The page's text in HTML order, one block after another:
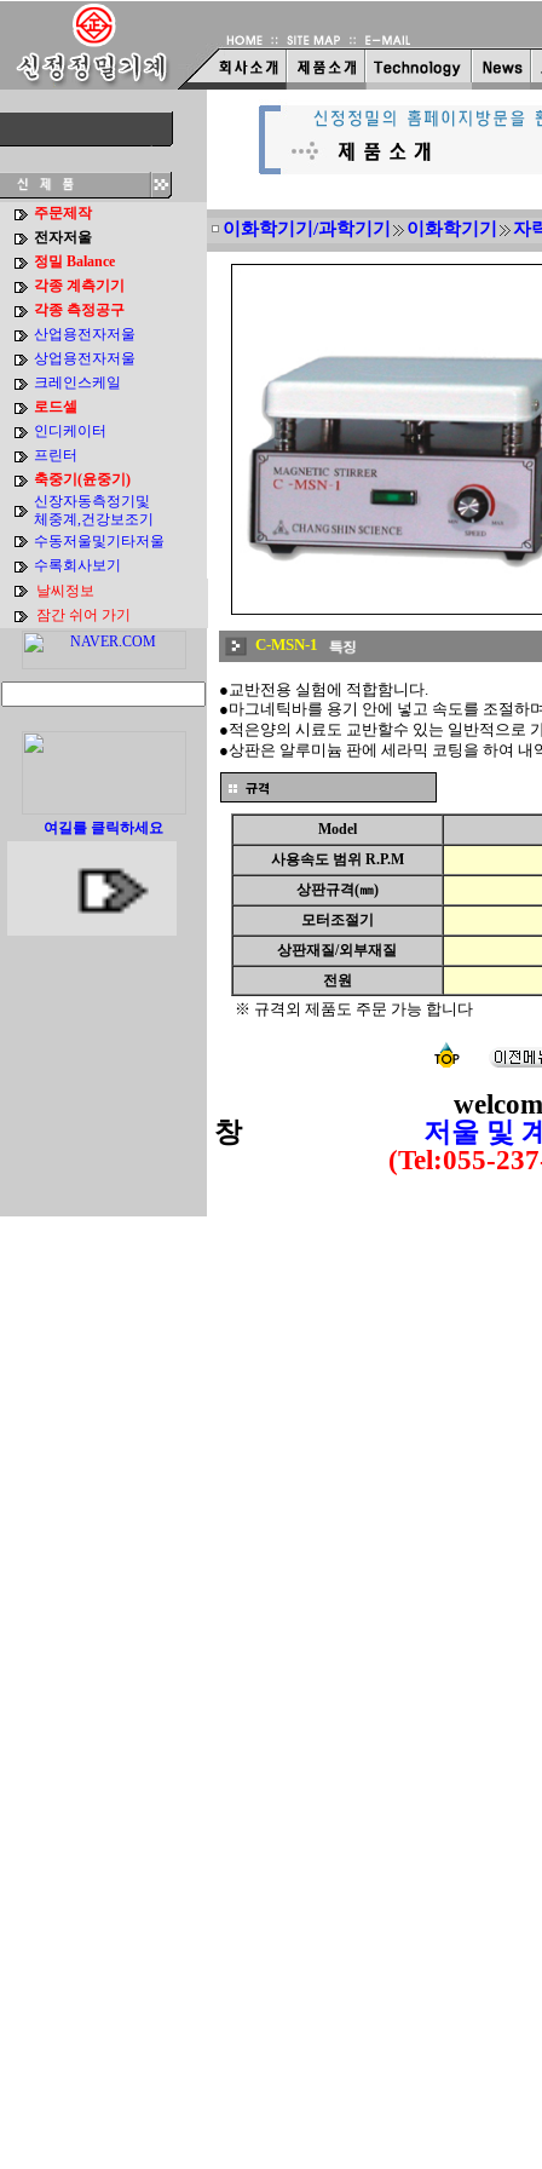
주문제작
전자저울
정밀 Balance
각종 계측기기
각종 측정공구
산업용전자저울
상업용전자저울
크레인스케일
로드셀
인디케이터
프린터
축중기(윤중기)
신장자동측정기및
체중계,건강보조기
수동저울및기타저울
수록회사보기
날씨정보
잠간 쉬어 가기
여길를 클릭하세요
이화학기기/과학기기 이화학기기 자
C-MSN-1
●교반전용 실험에 적합함니다.
●마그네틱바를 용기 안에 넣고 속도를 조절하
●적은양의 시료도 교반할수 있는 일반적으로
●상판은 알루미늄 판에 세라믹 코팅을 하여 내
Model
사용속도 범위 R.P.M
상판규격(㎜)
모터조절기
상판재질/외부재질
전원
※ 규격외 제품도 주문 가능 합니다
welcome
창 저울 및
(Tel:055-237-